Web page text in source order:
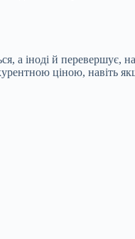
а іноді й перевершує,
ціною, навіть